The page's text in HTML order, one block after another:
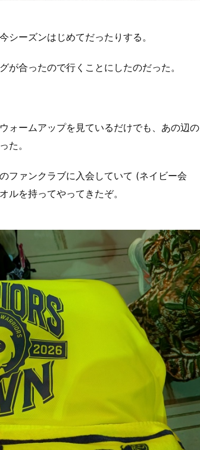
ーズンはじめてだったりする。
合ったので行くことにしたのだった。
ォームアップを見ているだけでも、あの辺の
た。
ファンクラブに入会していて (ネイビー会
ルを持ってやってきたぞ。